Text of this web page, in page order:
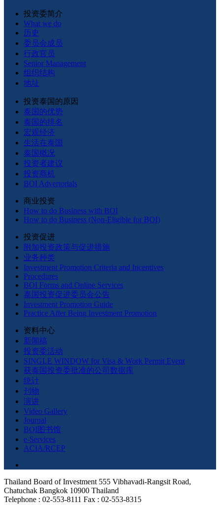
投资委简介
What we do
历史
委员会成员
行政官员
Senior Management
组织结构
地址
投资泰国的原因
泰国的优势
泰国的排名
宏观经济
生活在泰国
泰国概况
投资者建议
投资商机
BOI Advertorials
商业投资
How to do Business with BOI
How to do Business (Non-Eligible for BOI)
投资促进
附加投资政策与促进措施
业务种类
Investment Promotion Criteria and Incentives
Procedures
BOI Forms and Online Services
泰国投资促进委员会公告
Investment Promotion Guide
Practice After Being Investment Promotion
资料中心
新闻稿
投资委活动
SINGLE WINDOW for Visa & Work Permit Event
获泰国投资委批准的公司数据库
统计
刊物
演讲
Video Gallery
Journal
BOI图书馆
e-Services
ACIA/RCEP
Thailand Board of Investment 555 Vibhavadi-Rangsit Road,
Chatuchak Bangkok 10900 Thailand
Telephone : 02-553-8111 Fax : 02-553-8315